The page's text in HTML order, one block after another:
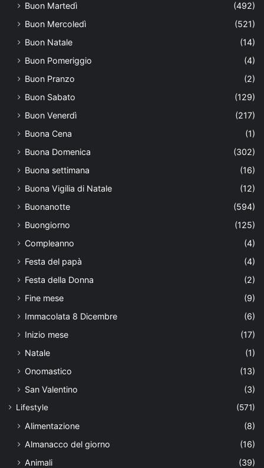
Buon Martedì
(492)
Buon Mercoledì
(521)
Buon Natale
(14)
Buon Pomeriggio
(4)
Buon Pranzo
(2)
Buon Sabato
(129)
Buon Venerdì
(217)
Buona Cena
(1)
Buona Domenica
(302)
Buona settimana
(16)
Buona Vigilia di Natale
(12)
Buonanotte
(594)
Buongiorno
(125)
Compleanno
(4)
Festa del papà
(4)
Festa della Donna
(2)
Fine mese
(9)
Immacolata 8 Dicembre
(6)
Inizio mese
(17)
Natale
(1)
Onomastico
(13)
San Valentino
(3)
Lifestyle (571)
Alimentazione
(8)
Almanacco del giorno
(16)
Animali
(39)